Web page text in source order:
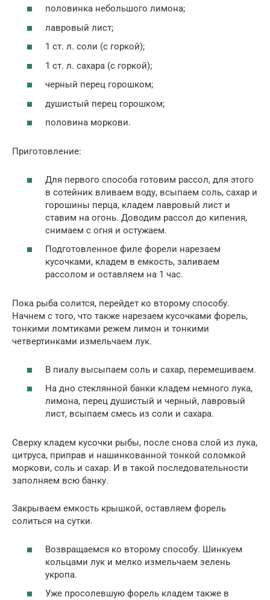
половинка небольшого лимона;
лавровый лист;
1 ст. л. соли (с горкой);
1 ст. л. сахара (с горкой);
черный перец горошком;
душистый перец горошком;
половина моркови.
Приготовление:
Для первого способа готовим рассол, для этого
в сотейник вливаем воду, всыпаем соль, сахар и
горошины перца, кладем лавровый лист и
ставим на огонь. Доводим рассол до кипения,
снимаем с огня и остужаем.
Подготовленное филе форели нарезаем
кусочками, кладем в емкость, заливаем
рассолом и оставляем на 1 час.
Пока рыба солится, перейдет ко второму способу.
Начнем с того, что также нарезаем кусочками форель,
тонкими ломтиками режем лимон и тонкими
четвертинками измельчаем лук.
В пиалу высыпаем соль и сахар, перемешиваем.
На дно стеклянной банки кладем немного лука,
лимона, перец душистый и черный, лавровый
лист, всыпаем смесь из соли и сахара.
Сверху кладем кусочки рыбы, после снова слой из лука,
цитруса, приправ и нашинкованной тонкой соломкой
моркови, соль и сахар. И в такой последовательности
заполняем всю банку.
Закрываем емкость крышкой, оставляем форель
солиться на сутки.
Возвращаемся ко второму способу. Шинкуем
кольцами лук и мелко измельчаем зелень
укропа.
Уже просолевшую форель кладем также в